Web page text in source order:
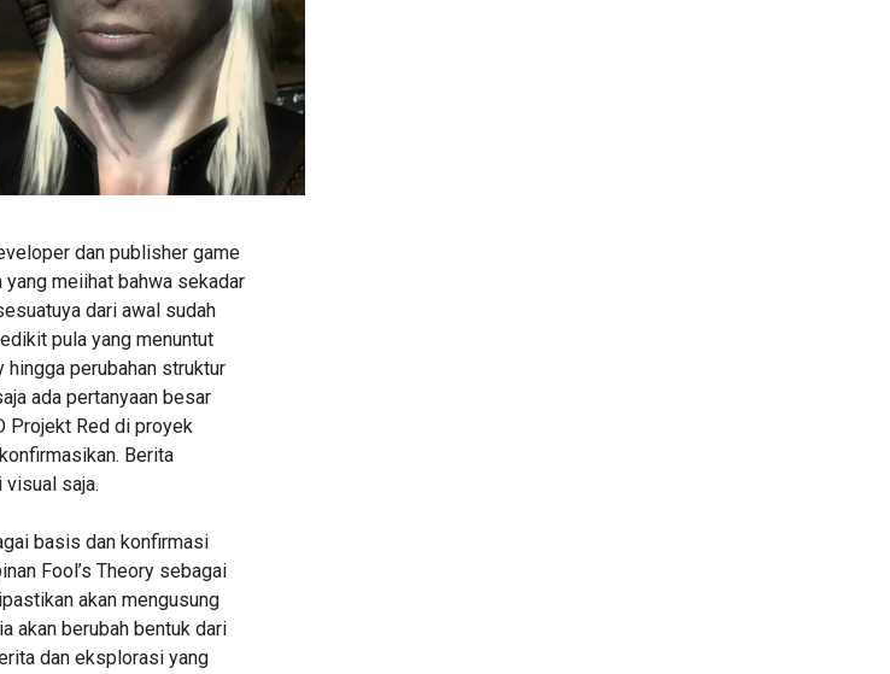
dan publisher game
meiihat bahwa sekadar
dari awal sudah
pula yang menuntut
perubahan struktur
ada pertanyaan besar
Projekt Red di proyek
Berita
visual saja.
basis dan konfirmasi
Fool’s Theory sebagai
akan mengusung
akan berubah bentuk dari
dan eksplorasi yang